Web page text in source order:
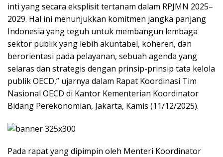
inti yang secara eksplisit tertanam dalam RPJMN 2025–
2029. Hal ini menunjukkan komitmen jangka panjang
Indonesia yang teguh untuk membangun lembaga
sektor publik yang lebih akuntabel, koheren, dan
berorientasi pada pelayanan, sebuah agenda yang
selaras dan strategis dengan prinsip-prinsip tata kelola
publik OECD,” ujarnya dalam Rapat Koordinasi Tim
Nasional OECD di Kantor Kementerian Koordinator
Bidang Perekonomian, Jakarta, Kamis (11/12/2025).
Pada rapat yang dipimpin oleh Menteri Koordinator